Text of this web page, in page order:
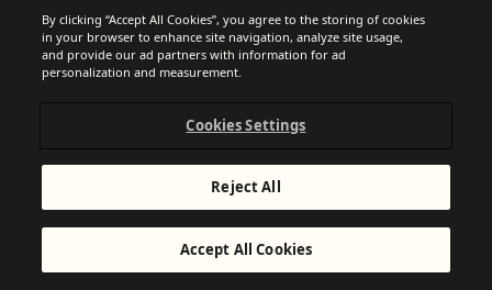
weiter.
Kostenlos Newsletter versenden
By clicking “Accept All Cookies”, you agree to the storing of cookies
in your browser to enhance site navigation, analyze site usage,
and provide our ad partners with information for ad
personalization and measurement.
Cookies Settings
Reject All
Accept All Cookies